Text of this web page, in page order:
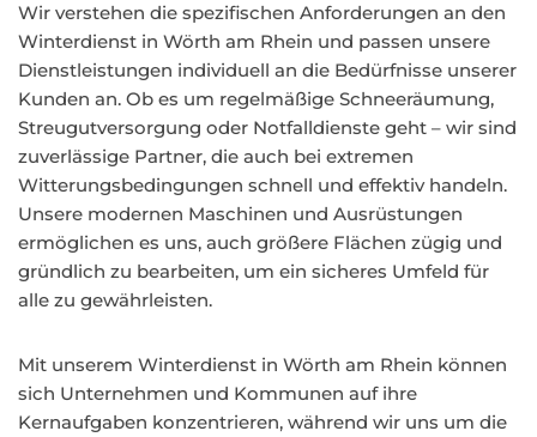
Wir verstehen die spezifischen Anforderungen an den
Winterdienst in Wörth am Rhein und passen unsere
Dienstleistungen individuell an die Bedürfnisse unserer
Kunden an. Ob es um regelmäßige Schneeräumung,
Streugutversorgung oder Notfalldienste geht – wir sind
zuverlässige Partner, die auch bei extremen
Witterungsbedingungen schnell und effektiv handeln.
Unsere modernen Maschinen und Ausrüstungen
ermöglichen es uns, auch größere Flächen zügig und
gründlich zu bearbeiten, um ein sicheres Umfeld für
alle zu gewährleisten.
Mit unserem Winterdienst in Wörth am Rhein können
sich Unternehmen und Kommunen auf ihre
Kernaufgaben konzentrieren, während wir uns um die